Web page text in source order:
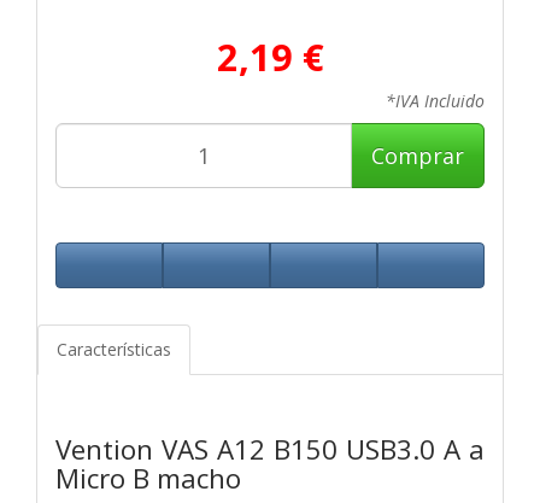
2,19 €
*IVA Incluido
Comprar
Características
Vention VAS A12 B150 USB3.0 A a
Micro B macho